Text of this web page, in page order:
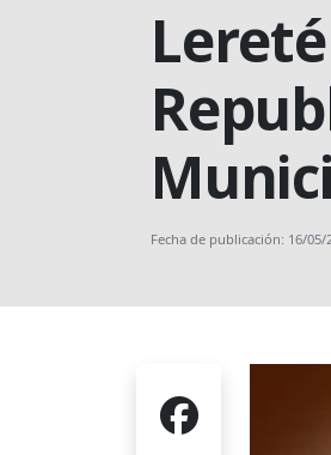
Fecha de publicación: 16/05/